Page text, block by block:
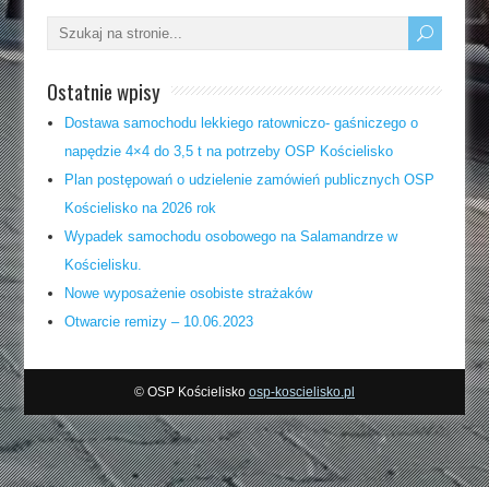
Ostatnie wpisy
Dostawa samochodu lekkiego ratowniczo- gaśniczego o
napędzie 4×4 do 3,5 t na potrzeby OSP Kościelisko
Plan postępowań o udzielenie zamówień publicznych OSP
Kościelisko na 2026 rok
Wypadek samochodu osobowego na Salamandrze w
Kościelisku.
Nowe wyposażenie osobiste strażaków
Otwarcie remizy – 10.06.2023
© OSP Kościelisko osp-koscielisko.pl